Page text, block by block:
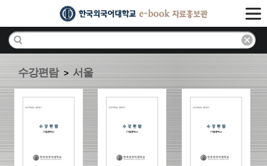
수강편람 > 서울